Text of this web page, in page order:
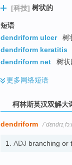
[科技] 树状的
短语
dendriform ulcer
树
dendriform keratitis
dendriform net
树状
更多网络短语
柯林斯英汉双解大
dendriform /
1. ADJ branching or